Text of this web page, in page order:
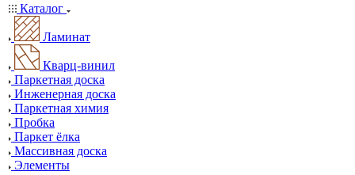
Каталог
Ламинат
Кварц-винил
Паркетная доска
Инженерная доска
Паркетная химия
Пробка
Паркет ёлка
Массивная доска
Элементы